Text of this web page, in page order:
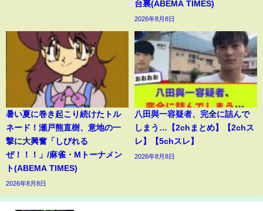
台裏(ABEMA TIMES)
2026年8月8日
暑い夏に巻き起こり続けたトル
ネード！瀬戸熊直樹、意地の一
撃に大興奮「しびれる
ぜ！！！」/麻雀・Mトーナメン
ト(ABEMA TIMES)
2026年8月8日
八田與一容疑者、完全に詰んで
しまう…【2chまとめ】【2chス
レ】【5chスレ】
2026年8月8日